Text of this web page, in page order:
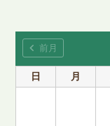
日
月
chevron_left 前月